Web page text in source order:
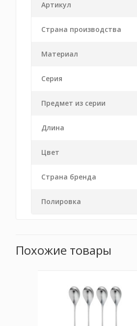
Артикул
Страна производства
Материал
Серия
Предмет из серии
Длина
Цвет
Страна бренда
Полировка
Похожие товары